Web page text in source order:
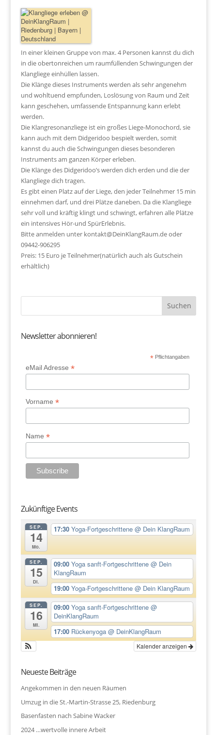
In einer kleinen Gruppe von max. 4 Personen kannst du dich
in die obertonreichen um raumfüllenden Schwingungen der
Klangliege einhüllen lassen.
Die Klänge dieses Instruments werden als sehr angenehm
und wohltuend empfunden, Loslösung von Raum und Zeit
kann geschehen, umfassende Entspannung kann erlebt
werden.
Die Klangresonanzliege ist ein großes Liege-Monochord, sie
kann auch mit dem Didgeridoo bespielt werden, somit
kannst du auch die Schwingungen dieses besonderen
Instruments am ganzen Körper erleben.
Die Klänge des Didgeridoo’s werden dich erden und die der
Klangliege dich tragen.
Es gibt einen Platz auf der Liege, den jeder Teilnehmer 15 min
einnehmen darf, und drei Plätze daneben. Da die Klangliege
sehr voll und kräftig klingt und schwingt, erfahren alle Plätze
ein intensives Hör-und SpürErlebnis.
Bitte anmelden unter kontakt@DeinKlangRaum.de oder
09442-906295
Preis: 15 Euro je Teilnehmer(natürlich auch als Gutschein
erhältlich)
Newsletter abonnieren!
* Pflichtangaben
eMail Adresse*
Vorname*
Name*
Zukünftige Events
SEP.
14
Mo.
17:30Yoga-Fortgeschrittene@ Dein KlangRaum
SEP.
15
Di.
09:00Yoga sanft-Fortgeschrittene@ Dein
KlangRaum
19:00Yoga-Fortgeschrittene@ Dein KlangRaum
SEP.
16
Mi.
09:00Yoga sanft-Fortgeschrittene@
DeinKlangRaum
17:00 Rückenyoga@ DeinKlangRaum
Kalender anzeigen
Neueste Beiträge
Angekommen in den neuen Räumen
Umzug in die St.-Martin-Strasse 25, Riedenburg
Basenfasten nach Sabine Wacker
2024 …wertvolle innere Arbeit